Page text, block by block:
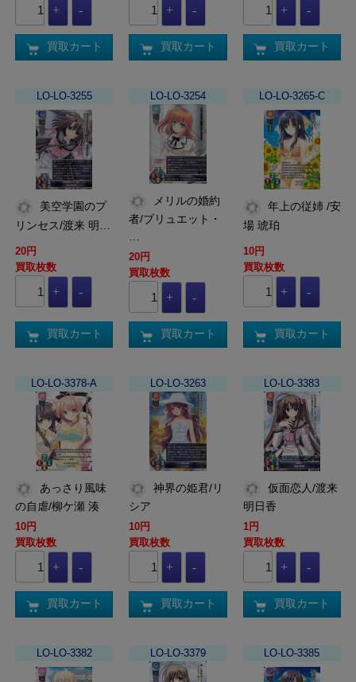
買取カート 買取カート 買取カート
LO-LO-3255
リンセス/渡来 明…
20円
買取枚数
買取カート
LO-LO-3254
者/ブリュエット・
…
20円
買取枚数
買取カート
LO-LO-3265-C
場 琥珀
10円
買取枚数
買取カート
LO-LO-3378-A
の自虐/柳ケ瀬 湊
10円
買取枚数
買取カート
LO-LO-3263
神界の姫君/リ
シア
10円
買取枚数
買取カート
LO-LO-3383
明日香
1円
買取枚数
買取カート
LO-LO-3382 LO-LO-3379 LO-LO-3385